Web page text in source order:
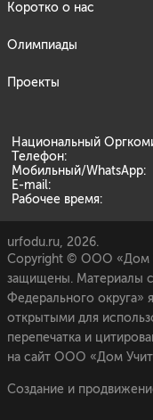
Коротко о нас
Олимпиады
Проекты
Национальный
Телефон:
Мобильный/WhatsApp:
E-mail:
Рабочее время:
urfodu.ru, 2026.
Copyright © ООО «Дом
защищены. Материалы
Федерального
открытыми для
перепечатка и
на сайт ООО «Дом
Создание и